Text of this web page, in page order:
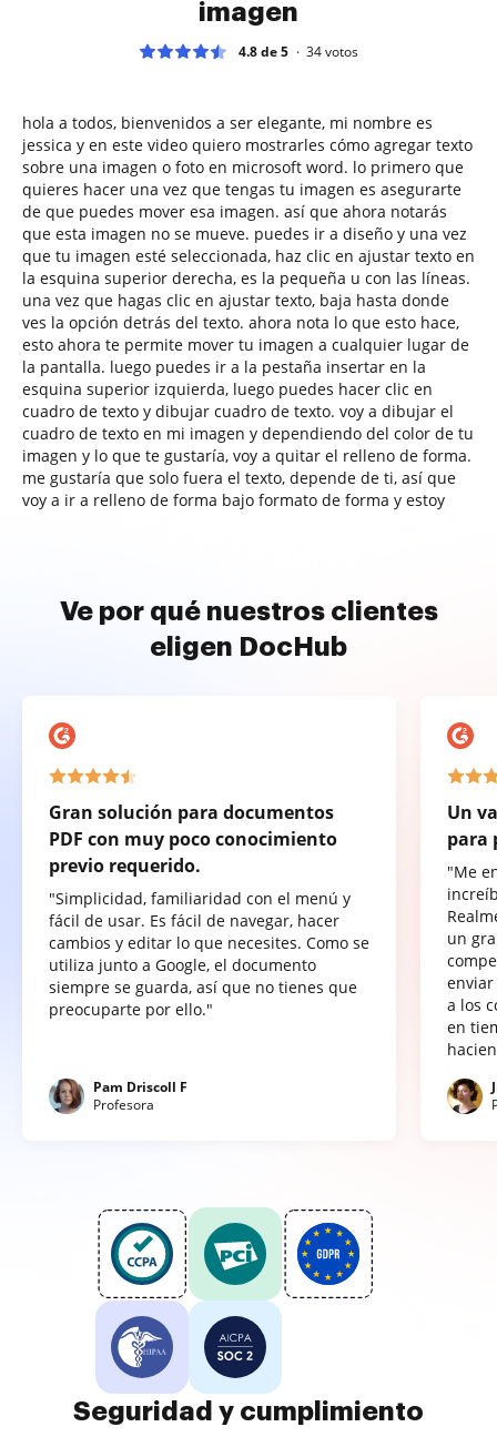
imagen
4.8 de 5 34votos
hola a todos, bienvenidos a ser elegante, mi nombre es
jessica y en este video quiero mostrarles cómo agregar texto
sobre una imagen o foto en microsoft word. lo primero que
quieres hacer una vez que tengas tu imagen es asegurarte
de que puedes mover esa imagen. así que ahora notarás
que esta imagen no se mueve. puedes ir a diseño y una vez
que tu imagen esté seleccionada, haz clic en ajustar texto en
la esquina superior derecha, es la pequeña u con las líneas.
una vez que hagas clic en ajustar texto, baja hasta donde
ves la opción detrás del texto. ahora nota lo que esto hace,
esto ahora te permite mover tu imagen a cualquier lugar de
la pantalla. luego puedes ir a la pestaña insertar en la
esquina superior izquierda, luego puedes hacer clic en
cuadro de texto y dibujar cuadro de texto. voy a dibujar el
cuadro de texto en mi imagen y dependiendo del color de tu
imagen y lo que te gustaría, voy a quitar el relleno de forma.
me gustaría que solo fuera el texto, depende de ti, así que
voy a ir a relleno de forma bajo formato de forma y estoy
Ve por qué nuestros clientes
eligen DocHub
Gran solución para documentos
PDF con muy poco conocimiento
previo requerido.
"Simplicidad, familiaridad con el menú y
fácil de usar. Es fácil de navegar, hacer
cambios y editar lo que necesites. Como se
utiliza junto a Google, el documento
siempre se guarda, así que no tienes que
preocuparte por ello."
Pam Driscoll F
Profesora
Un
para
"Me
un
a los
en
Seguridad y cumplimiento